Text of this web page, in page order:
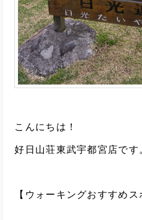
こんにちは！
好日山荘東武宇都宮店です
【ウォーキングおすすめス